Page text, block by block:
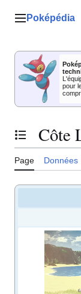
Menu principal
Poképédia
pour
Basculer la
Côte
Page Données